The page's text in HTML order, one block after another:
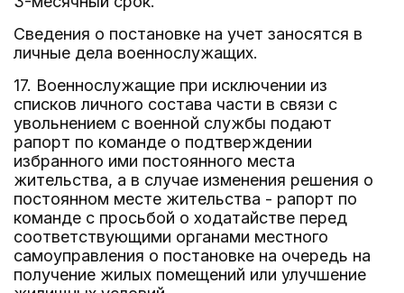
Сведения о постановке на учет заносятся в
личные дела военнослужащих.
17. Военнослужащие при исключении из
списков личного состава части в связи с
увольнением с военной службы подают
рапорт по команде о подтверждении
избранного ими постоянного места
жительства, а в случае изменения решения о
постоянном месте жительства - рапорт по
команде с просьбой о ходатайстве перед
соответствующими органами местного
самоуправления о постановке на очередь на
получение жилых помещений или улучшение